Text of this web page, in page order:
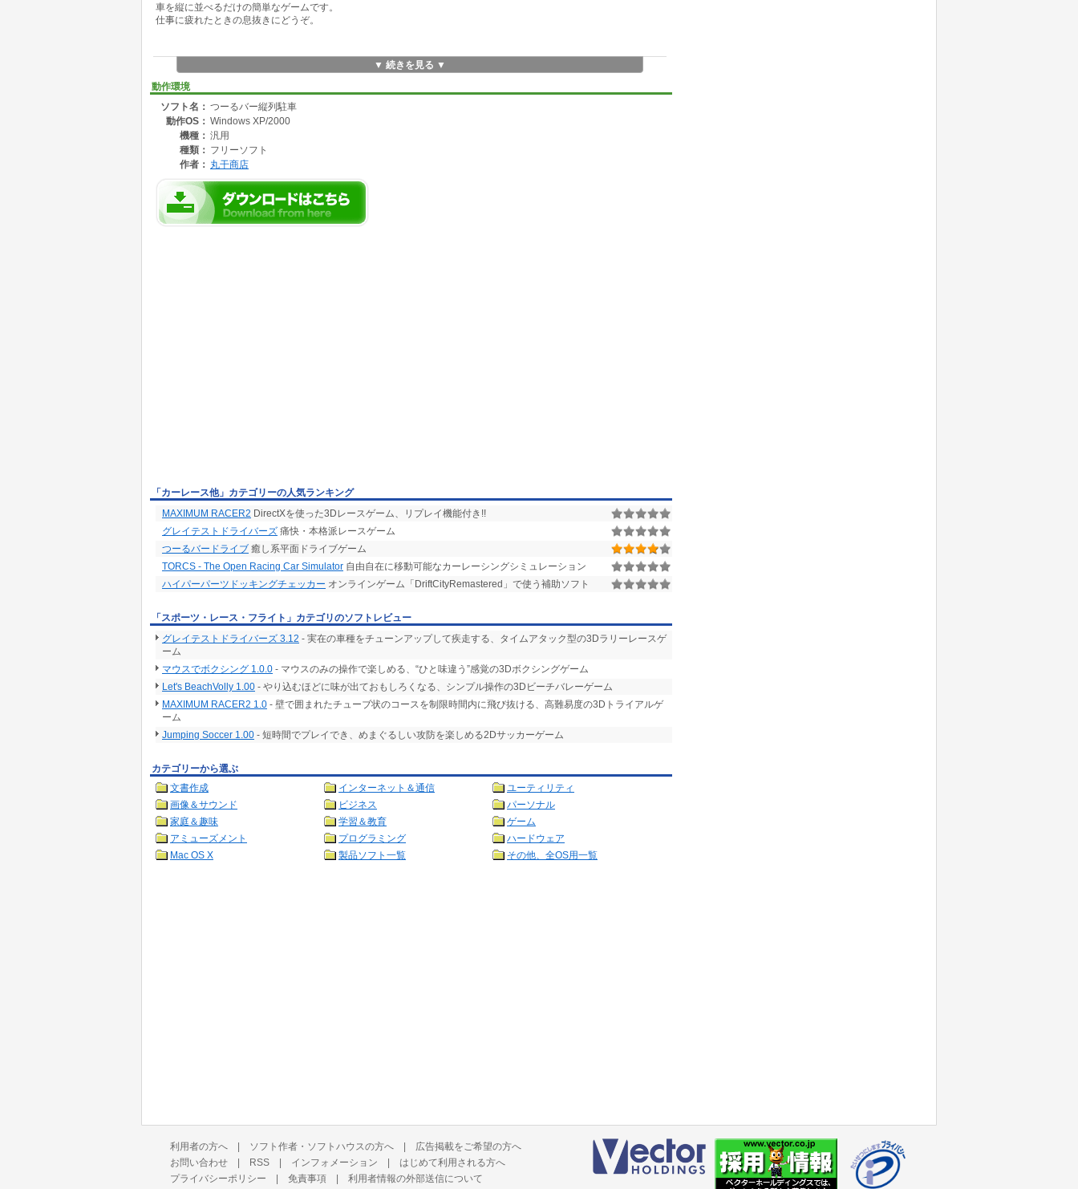
車を縦に並べるだけの簡単なゲームです。
仕事に疲れたときの息抜きにどうぞ。
▼ 続きを見る ▼
動作環境
ソフト名： つーるバー縦列駐車
動作OS： Windows XP/2000
機種： 汎用
種類： フリーソフト
作者： 丸干商店
「カーレース他」カテゴリーの人気ランキング
MAXIMUM RACER2 DirectXを使った3Dレースゲーム、リプレイ機能付き!!
グレイテストドライバーズ 痛快・本格派レースゲーム
つーるバードライブ 癒し系平面ドライブゲーム
TORCS - The Open Racing Car Simulator 自由自在に移動可能なカーレーシングシミュレーション
ハイパーパーツドッキングチェッカー オンラインゲーム「DriftCityRemastered」で使う補助ソフト
「スポーツ・レース・フライト」カテゴリのソフトレビュー
グレイテストドライバーズ 3.12 - 実在の車種をチューンアップして疾走する、タイムアタック型の3Dラリーレースゲ
ーム
マウスでボクシング 1.0.0 - マウスのみの操作で楽しめる、“ひと味違う”感覚の3Dボクシングゲーム
Let's BeachVolly 1.00 - やり込むほどに味が出ておもしろくなる、シンプル操作の3Dビーチバレーゲーム
MAXIMUM RACER2 1.0 - 壁で囲まれたチューブ状のコースを制限時間内に飛び抜ける、高難易度の3Dトライアルゲ
ーム
Jumping Soccer 1.00 - 短時間でプレイでき、めまぐるしい攻防を楽しめる2Dサッカーゲーム
カテゴリーから選ぶ
文書作成
インターネット＆通信
ユーティリティ
画像＆サウンド
ビジネス
パーソナル
家庭＆趣味
学習＆教育
ゲーム
アミューズメント
プログラミング
ハードウェア
Mac OS X
製品ソフト一覧 その他、全OS用一覧
利用者の方へ | ソフト作者・ソフトハウスの方へ | 広告掲載をご希望の方へ
お問い合わせ | RSS | インフォメーション | はじめて利用される方へ
プライバシーポリシー | 免責事項 | 利用者情報の外部送信について